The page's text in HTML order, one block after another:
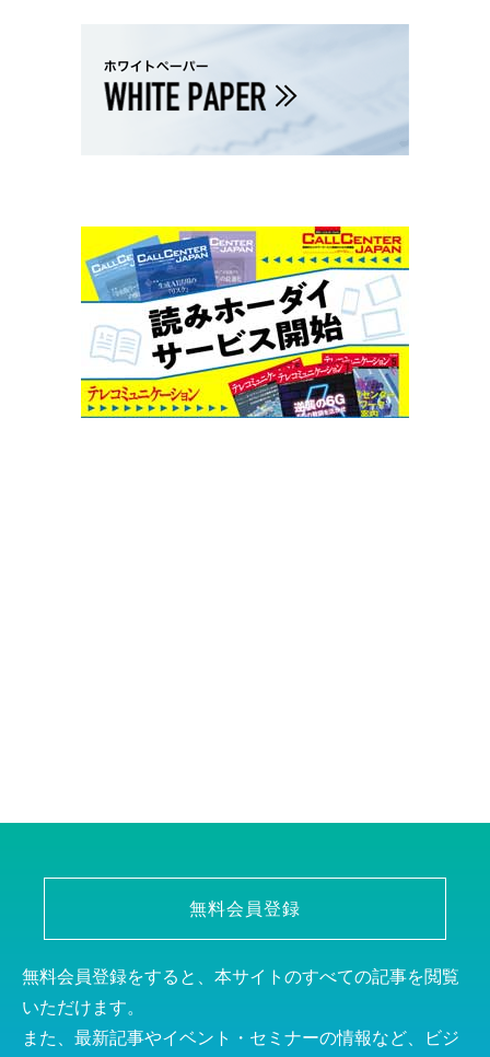
無料会員登録
無料会員登録をすると、本サイトのすべての記事を閲覧
いただけます。
また、最新記事やイベント・セミナーの情報など、ビジ